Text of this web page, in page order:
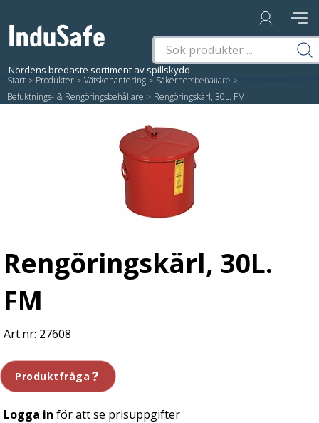
Start / Produkter / Vätskehantering / Säkerhetsbehållare /
Befuktnings- & Rengöringsbehållare / Rengöringskärl, 30L. FM
Rengöringskärl, 30L.
FM
27608
Produktfråga
Logga in för att se prisuppgifter